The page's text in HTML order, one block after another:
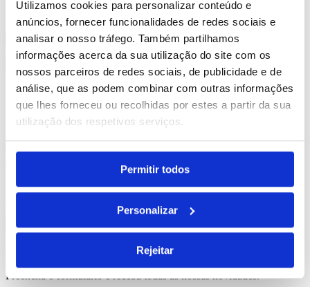
Utilizamos cookies para personalizar conteúdo e
anúncios, fornecer funcionalidades de redes sociais e
analisar o nosso tráfego. Também partilhamos
informações acerca da sua utilização do site com os
nossos parceiros de redes sociais, de publicidade e de
análise, que as podem combinar com outras informações
que lhes forneceu ou recolhidas por estes a partir da sua
utilização dos respetivos serviços.
Permitir todos
Personalizar
Rejeitar
Comprar
Illa Tote
REF. BI-MO-MO9517-13
desde 1.80€
Precisa de um orçamento personalizado?
Estamos ao dispor para responder aos seus pedidos.
Gostaria de receber a nossa newsletter?
Preencha o formulário e receba todas as nossas novidades.